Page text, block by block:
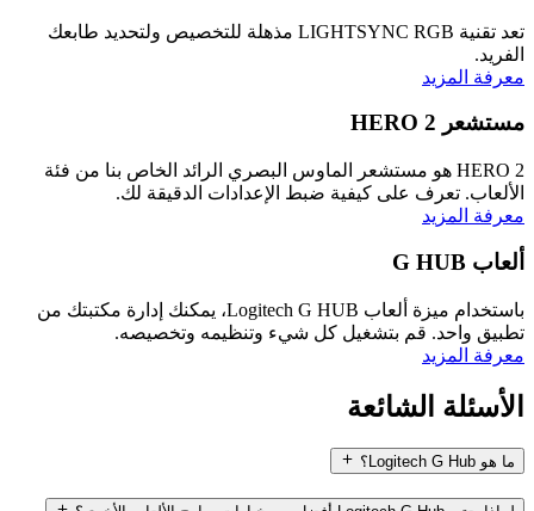
تعد تقنية LIGHTSYNC RGB مذهلة للتخصيص ولتحديد طابعك
الفريد.
معرفة المزيد
مستشعر HERO 2
HERO 2 هو مستشعر الماوس البصري الرائد الخاص بنا من فئة
الألعاب. تعرف على كيفية ضبط الإعدادات الدقيقة لك.
معرفة المزيد
ألعاب G HUB
باستخدام ميزة ألعاب Logitech G HUB، يمكنك إدارة مكتبتك من
تطبيق واحد. قم بتشغيل كل شيء وتنظيمه وتخصيصه.
معرفة المزيد
الأسئلة الشائعة
ما هو Logitech G Hub؟